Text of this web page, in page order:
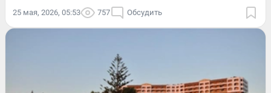
25 мая, 2026, 05:53 757 Обсудить